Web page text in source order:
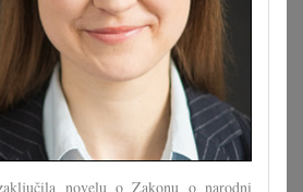
novelu o Zakonu o narodni